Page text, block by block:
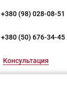
+380 (98) 028-08-51
+380 (50) 676-34-45
Консультация